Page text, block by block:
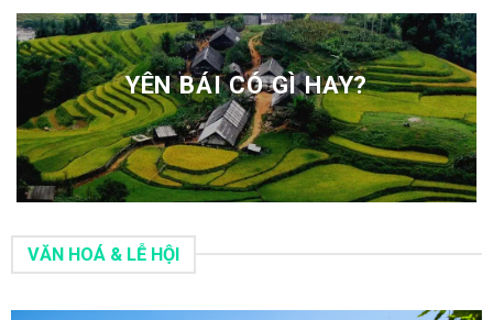
YÊN BÁI CÓ GÌ HAY?
VĂN HOÁ & LỄ HỘI